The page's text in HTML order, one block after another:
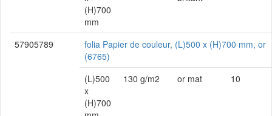
(H)700
mm
57905789
folia Papier de couleur, (L)500 x (H)700 mm, or
(6765)
(L)500
x
(H)700
130 g/m2 or mat 10